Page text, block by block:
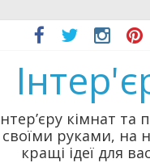
кімнат та
руками, на
кращі ідеї для